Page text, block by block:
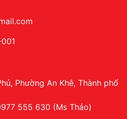
Phường An Khê, Thành phố
555 630 (Ms Thảo)